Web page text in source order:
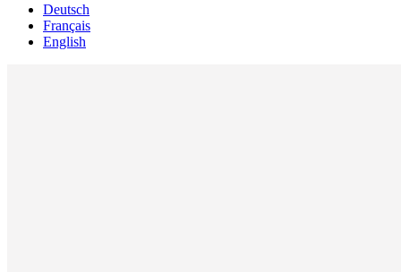
Deutsch
Français
English